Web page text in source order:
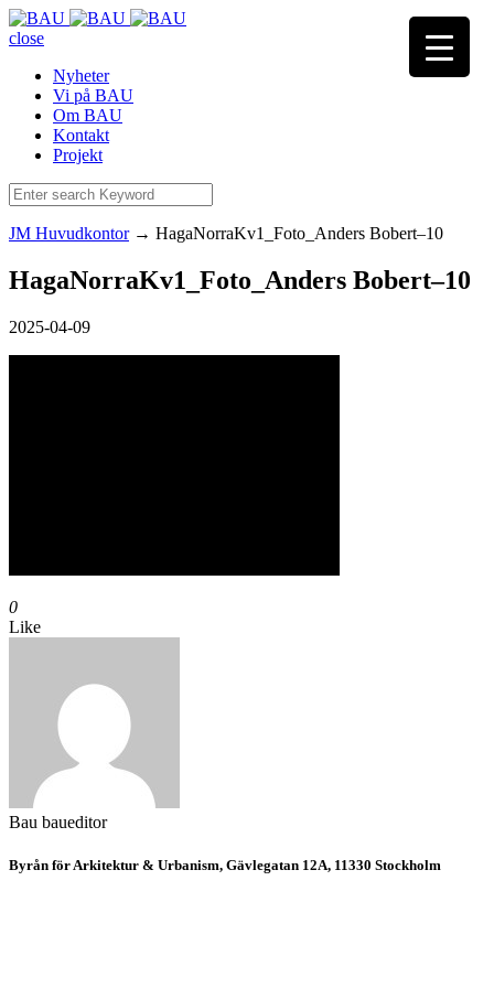
close
Nyheter
Vi på BAU
Om BAU
Kontakt
Projekt
JM Huvudkontor→ HagaNorraKv1_Foto_Anders Bobert–10
HagaNorraKv1_Foto_Anders Bobert–10
2025-04-09
0
Like
Bau baueditor
Byrån för Arkitektur & Urbanism, Gävlegatan 12A, 11330 Stockholm